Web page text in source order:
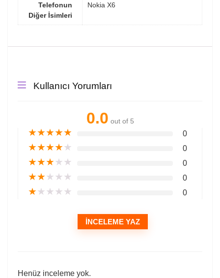
Telefonun
Diğer İsimleri
Nokia X6
Kullanıcı Yorumları
0.0 out of 5
★★★★★ 0
★★★★★ 0
★★★★★ 0
★★★★★ 0
★★★★★ 0
İNCELEME YAZ
Henüz inceleme yok.